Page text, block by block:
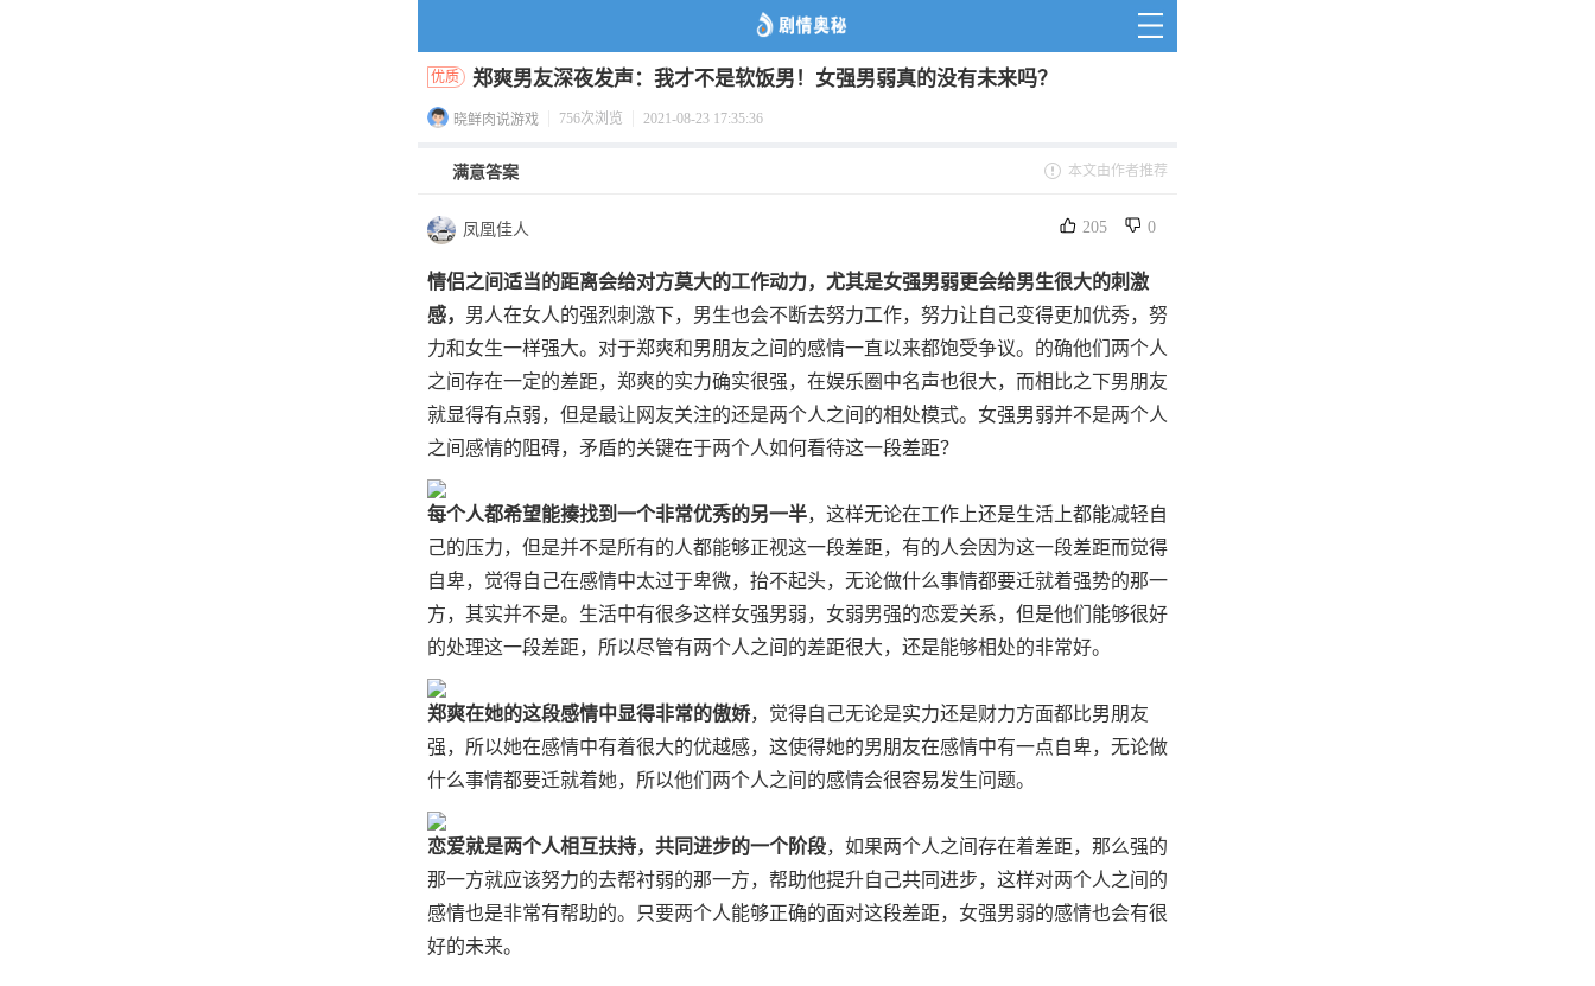
优质 郑爽男友深夜发声：我才不是软饭男！女强男弱真的没有未来吗？
晓鲜肉说游戏 756次浏览 2021-08-23 17:35:36
满意答案 本文由作者推荐
凤凰佳人 205 0
情侣之间适当的距离会给对方莫大的工作动力，尤其是女强男弱更会给男生很大的刺激
感， 男人在女人的强烈刺激下，男生也会不断去努力工作，努力让自己变得更加优秀，努
力和女生一样强大。对于郑爽和男朋友之间的感情一直以来都饱受争议。的确他们两个人
之间存在一定的差距，郑爽的实力确实很强，在娱乐圈中名声也很大，而相比之下男朋友
就显得有点弱，但是最让网友关注的还是两个人之间的相处模式。女强男弱并不是两个人
之间感情的阻碍，矛盾的关键在于两个人如何看待这一段差距？
每个人都希望能揍找到一个非常优秀的另一半，这样无论在工作上还是生活上都能减轻自
己的压力，但是并不是所有的人都能够正视这一段差距，有的人会因为这一段差距而觉得
自卑，觉得自己在感情中太过于卑微，抬不起头，无论做什么事情都要迁就着强势的那一
方，其实并不是。生活中有很多这样女强男弱，女弱男强的恋爱关系，但是他们能够很好
的处理这一段差距，所以尽管有两个人之间的差距很大，还是能够相处的非常好。
郑爽在她的这段感情中显得非常的傲娇，觉得自己无论是实力还是财力方面都比男朋友
强，所以她在感情中有着很大的优越感，这使得她的男朋友在感情中有一点自卑，无论做
什么事情都要迁就着她，所以他们两个人之间的感情会很容易发生问题。
恋爱就是两个人相互扶持，共同进步的一个阶段，如果两个人之间存在着差距，那么强的
那一方就应该努力的去帮衬弱的那一方，帮助他提升自己共同进步，这样对两个人之间的
感情也是非常有帮助的。只要两个人能够正确的面对这段差距，女强男弱的感情也会有很
好的未来。